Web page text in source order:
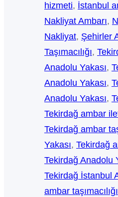
hizmeti, İstanbul
Nakliyat Ambarı,
Nakliyat, Şehirler
Taşımacılığı,
Anadolu Yakası,
Anadolu Yakası,
Anadolu Yakası,
Tekirdağ ambar
Tekirdağ ambar
Yakası, Tekirdağ
Tekirdağ Anadolu
Tekirdağ İstanbul
ambar taşımacılığı